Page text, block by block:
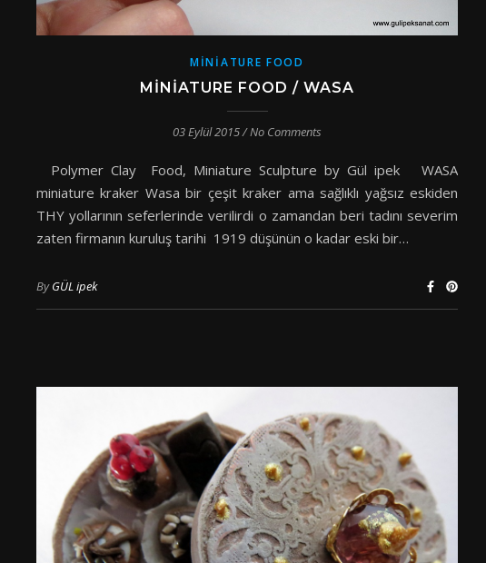
MINIATURE FOOD
MINIATURE FOOD / WASA
03 Eylül 2015/No Comments
Polymer Clay Food, Miniature Sculpture by Gül ipek WASA
miniature kraker Wasa bir çeşit kraker ama sağlıklı yağsız eskiden
THY yollarının seferlerinde verilirdi o zamandan beri tadını severim
zaten firmanın kuruluş tarihi 1919 düşünün o kadar eski bir…
ByGÜL ipek